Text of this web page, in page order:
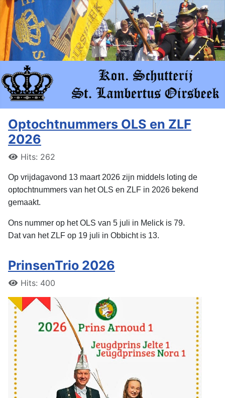
Optochtnummers OLS en ZLF
2026
Hits: 262
Op vrijdagavond 13 maart 2026 zijn middels loting de
optochtnummers van het OLS en ZLF in 2026 bekend
gemaakt.
Ons nummer op het OLS van 5 juli in Melick is 79.
Dat van het ZLF op 19 juli in Obbicht is 13.
PrinsenTrio 2026
Hits: 400